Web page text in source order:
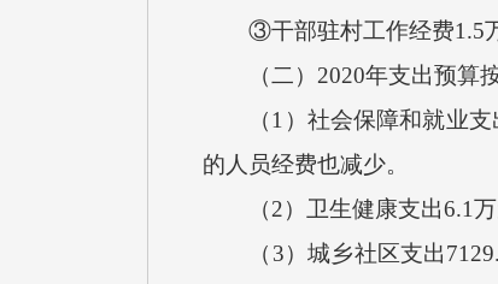
③干部驻村工作经费1.5万
（二）2020年支出预算按
（1）社会保障和就业支出
的人员经费也减少。
（2）卫生健康支出6.1万
（3）城乡社区支出